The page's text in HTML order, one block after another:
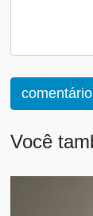
comentário
Você